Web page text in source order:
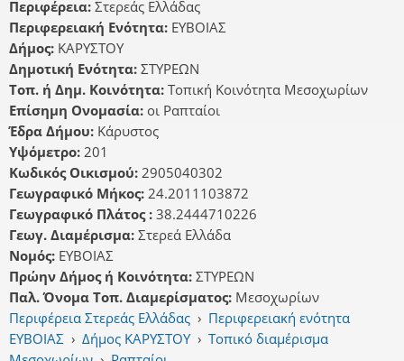
Περιφέρεια: Στερεάς Ελλάδας
Περιφερειακή Ενότητα: ΕΥΒΟΙΑΣ
Δήμος: ΚΑΡΥΣΤΟΥ
Δημοτική Ενότητα: ΣΤΥΡΕΩΝ
Τοπ. ή Δημ. Κοινότητα: Τοπική Κοινότητα Μεσοχωρίων
Επίσημη Ονομασία: οι Ραπταίοι
Έδρα Δήμου: Κάρυστος
Υψόμετρο: 201
Κωδικός Οικισμού: 2905040302
Γεωγραφικό Μήκος: 24.2011103872
Γεωγραφικό Πλάτος : 38.2444710226
Γεωγ. Διαμέρισμα: Στερεά Ελλάδα
Νομός: ΕΥΒΟΙΑΣ
Πρώην Δήμος ή Κοινότητα: ΣΤΥΡΕΩΝ
Παλ. Όνομα Τοπ. Διαμερίσματος: Μεσοχωρίων
Περιφέρεια Στερεάς Ελλάδας › Περιφερειακή ενότητα
ΕΥΒΟΙΑΣ › Δήμος ΚΑΡΥΣΤΟΥ › Τοπικό διαμέρισμα